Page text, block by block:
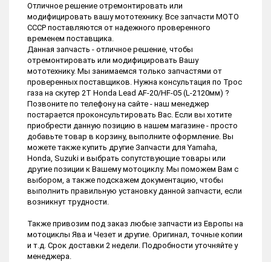
Отличное решение отремонтировать или
модифицировать вашу мототехнику. Все запчасти МОТО
СССР поставляются от надежного проверенного
временем поставщика.
Данная запчасть - отличное решение, чтобы
отремонтировать или модифицировать Вашу
мототехнику. Мы занимаемся только запчастями от
проверенных поставщиков. Нужна консультация по Трос
газа на скутер 2T Honda Lead AF-20/HF-05 (L-2120мм) ?
Позвоните по телефону на сайте - наш менеджер
постарается проконсультировать Вас. Если вы хотите
приобрести данную позицию в нашем магазине - просто
добавьте товар в корзину, выполните оформление. Вы
можете также купить другие Запчасти для Yamaha,
Honda, Suzuki и выбрать сопутствующие товары или
другие позиции к Вашему мотоциклу. Мы поможем Вам с
выбором, а также подскажем документацию, чтобы
выполнить правильную установку данной запчасти, если
возникнут трудности.
Также привозим под заказ любые запчасти из Европы на
мотоциклы Ява и Чезет и другие. Оригинал, точные копии
и т.д. Срок доставки 2 недели. Подробности уточняйте у
менеджера.